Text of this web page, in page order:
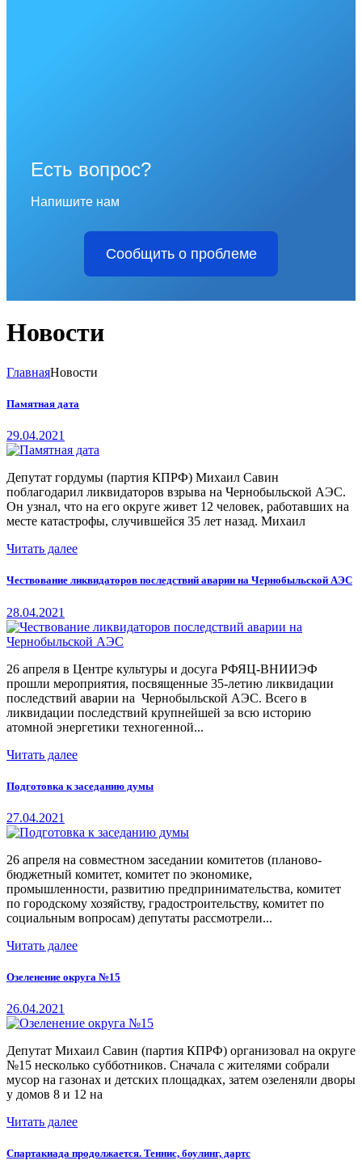
Есть вопрос?
Напишите нам
Сообщить о проблеме
Новости
ГлавнаяНовости
Памятная дата
29.04.2021
Депутат гордумы (партия КПРФ) Михаил Савин
поблагодарил ликвидаторов взрыва на Чернобыльской АЭС.
Он узнал, что на его округе живет 12 человек, работавших на
месте катастрофы, случившейся 35 лет назад. Михаил
Читать далее
Чествование ликвидаторов последствий аварии на Чернобыльской АЭС
28.04.2021
26 апреля в Центре культуры и досуга РФЯЦ-ВНИИЭФ
прошли мероприятия, посвященные 35-летию ликвидации
последствий аварии на Чернобыльской АЭС. Всего в
ликвидации последствий крупнейшей за всю историю
атомной энергетики техногенной...
Читать далее
Подготовка к заседанию думы
27.04.2021
26 апреля на совместном заседании комитетов (планово-
бюджетный комитет, комитет по экономике,
промышленности, развитию предпринимательства, комитет
по городскому хозяйству, градостроительству, комитет по
социальным вопросам) депутаты рассмотрели...
Читать далее
Озеленение округа №15
26.04.2021
Депутат Михаил Савин (партия КПРФ) организовал на округе
№15 несколько субботников. Сначала с жителями собрали
мусор на газонах и детских площадках, затем озеленяли дворы
у домов 8 и 12 на
Читать далее
Спартакиада продолжается. Теннис, боулинг, дартс